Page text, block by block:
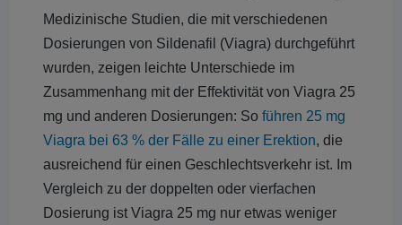
Medizinische Studien, die mit verschiedenen
Dosierungen von Sildenafil (Viagra) durchgeführt
wurden, zeigen leichte Unterschiede im
Zusammenhang mit der Effektivität von Viagra 25
mg und anderen Dosierungen: So führen 25 mg
Viagra bei 63 % der Fälle zu einer Erektion, die
ausreichend für einen Geschlechtsverkehr ist. Im
Vergleich zu der doppelten oder vierfachen
Dosierung ist Viagra 25 mg nur etwas weniger